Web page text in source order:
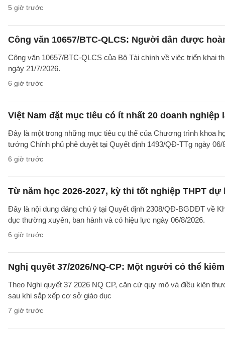
5 giờ trước
Công văn 10657/BTC-QLCS: Người dân được
Công văn 10657/BTC-QLCS của Bộ Tài chính về việc triển khai
ngày 21/7/2026.
6 giờ trước
Việt Nam đặt mục tiêu có ít nhất 20 doanh
Đây là một trong những mục tiêu cụ thể của Chương trình khoa
tướng Chính phủ phê duyệt tại Quyết định 1493/QĐ-TTg ngày
6 giờ trước
Từ năm học 2026-2027, kỳ thi tốt nghiệp THPT
Đây là nội dung đáng chú ý tại Quyết định 2308/QĐ-BGDĐT về
dục thường xuyên, ban hành và có hiệu lực ngày 06/8/2026.
6 giờ trước
Nghị quyết 37/2026/NQ-CP: Một người có thể
Theo Nghị quyết 37 2026 NQ CP, căn cứ quy mô và điều kiện
sau khi sắp xếp cơ sở giáo dục
7 giờ trước